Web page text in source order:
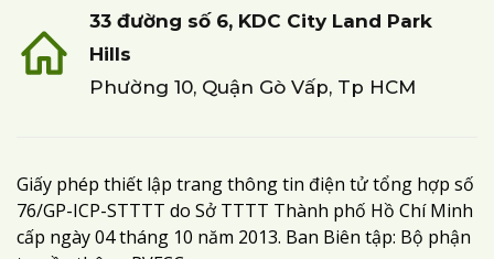
33 đường số 6, KDC City Land Park
Hills
Phường 10, Quận Gò Vấp, Tp HCM
Giấy phép thiết lập trang thông tin điện tử tổng hợp số
76/GP-ICP-STTTT do Sở TTTT Thành phố Hồ Chí Minh
cấp ngày 04 tháng 10 năm 2013. Ban Biên tập: Bộ phận